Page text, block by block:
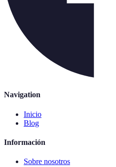
Navigation
Inicio
Blog
Información
Sobre nosotros